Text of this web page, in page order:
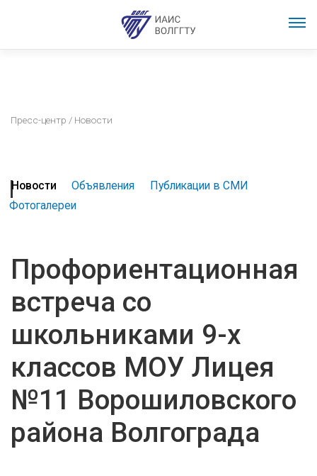
Пресс-центр / Новости
Новости Объявления
Публикации в СМИ
Фотогалереи
Профориентационная
встреча со
школьниками 9-х
классов МОУ Лицея
№11 Ворошиловского
района Волгограда